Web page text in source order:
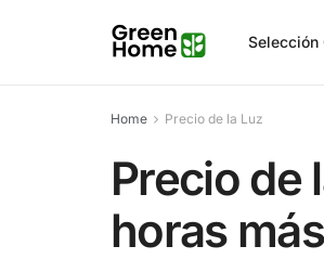
Selección
Home Precio de la Luz
Precio de
horas